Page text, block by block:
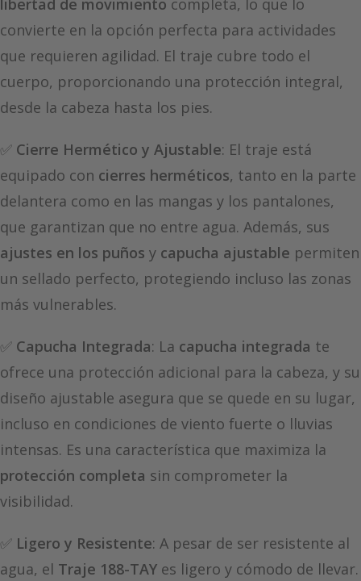
libertad de movimiento completa, lo que lo
convierte en la opción perfecta para actividades
que requieren agilidad. El traje cubre todo el
cuerpo, proporcionando una protección integral,
desde la cabeza hasta los pies.
✅ Cierre Hermético y Ajustable: El traje está
equipado con cierres herméticos, tanto en la parte
delantera como en las mangas y los pantalones,
que garantizan que no entre agua. Además, sus
ajustes en los puños y capucha ajustable permiten
un sellado perfecto, protegiendo incluso las zonas
más vulnerables.
✅ Capucha Integrada: La capucha integrada te
ofrece una protección adicional para la cabeza, y su
diseño ajustable asegura que se quede en su lugar,
incluso en condiciones de viento fuerte o lluvias
intensas. Es una característica que maximiza la
protección completa sin comprometer la
visibilidad.
✅ Ligero y Resistente: A pesar de ser resistente al
agua, el Traje 188-TAY es ligero y cómodo de llevar.